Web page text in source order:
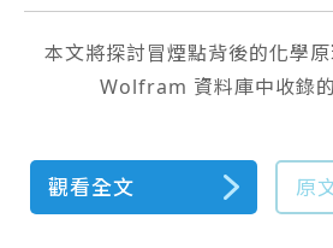
本文將探討冒煙點背後的化學
Wolfram 資料庫中收錄
觀看全文 原